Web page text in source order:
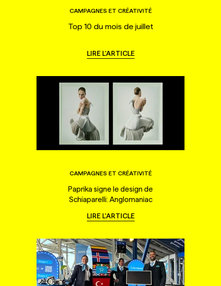
CAMPAGNES ET CRÉATIVITÉ
Top 10 du mois de juillet
LIRE L'ARTICLE
CAMPAGNES ET CRÉATIVITÉ
Paprika signe le design de
Schiaparelli: Anglomaniac
LIRE L'ARTICLE